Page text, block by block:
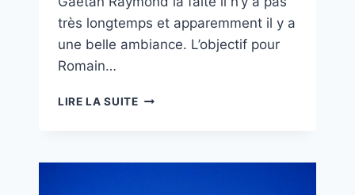
très longtemps et apparemment il y a
une belle ambiance. L’objectif pour
Romain…
LIRE LA SUITEDEUX
CHEVAUX